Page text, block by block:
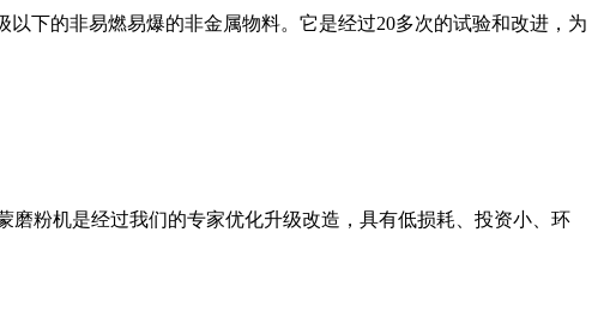
下的非易燃易爆的非金属物料。它是经过20多次的试验和改进，为
粉机是经过我们的专家优化升级改造，具有低损耗、投资小、环